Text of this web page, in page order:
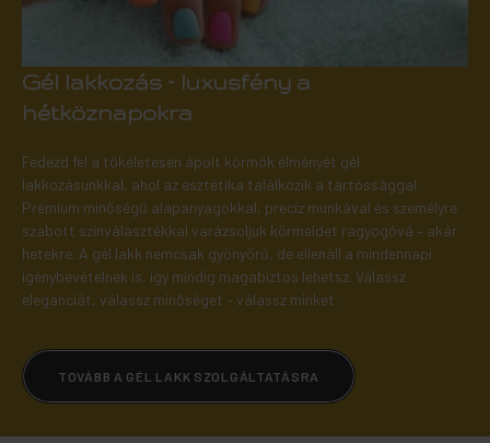
Gél lakkozás – luxusfény a
hétköznapokra
Fedezd fel a tökéletesen ápolt körmök élményét gél
lakkozásunkkal, ahol az esztétika találkozik a tartóssággal.
Prémium minőségű alapanyagokkal, precíz munkával és személyre
szabott színválasztékkal varázsoljuk körmeidet ragyogóvá – akár
hetekre. A gél lakk nemcsak gyönyörű, de ellenáll a mindennapi
igénybevételnek is, így mindig magabiztos lehetsz. Válassz
eleganciát, válassz minőséget – válassz minket.
TOVÁBB A GÉL LAKK SZOLGÁLTATÁSRA